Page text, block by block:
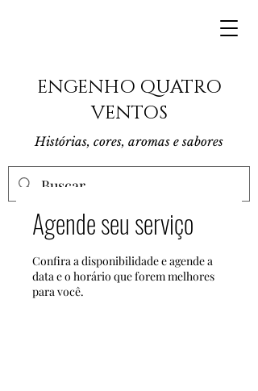
ENGENHO QUATRO
VENTOS
Histórias, cores, aromas e sabores
Agende seu serviço
Confira a disponibilidade e agende a
data e o horário que forem melhores
para você.